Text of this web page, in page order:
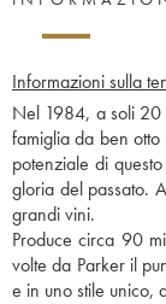
Informazioni sulla
Nel 1984, a soli 20
famiglia da ben
potenziale di
gloria del passato.
grandi vini.
Produce circa 90
volte da Parker il
e in uno stile unico,